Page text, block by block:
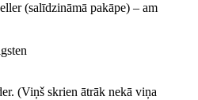
(salīdzināmā pakāpe) – am
(Viņš skrien ātrāk nekā viņa